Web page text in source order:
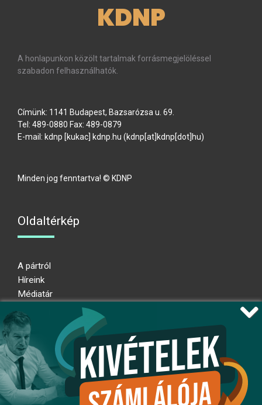
KDNP
A honlapunkon közölt tartalmak forrásmegjelöléssel
szabadon felhasználhatók.
Címünk: 1141 Budapest, Bazsarózsa u. 69.
Tel: 489-0880 Fax: 489-0879
E-mail: kdnp [kukac] kdnp hu (kdnp[at]kdnp[dot]hu)
Minden jog fenntartva! © KDNP
Oldaltérkép
A pártról
Híreink
Médiatár
Adatkezelési nyilatkozat
Átláthatósági nyilatkozat
Ugrás az oldal tetejére
Kövessen minket!